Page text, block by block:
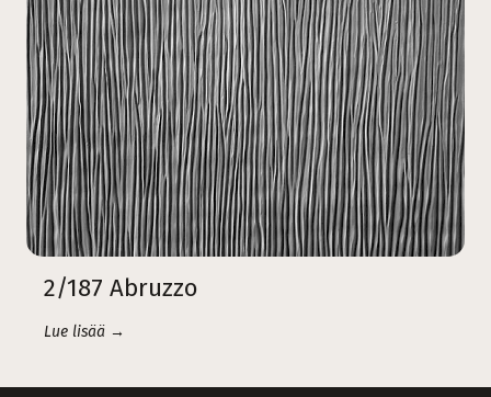
2/187 Abruzzo
Lue lisää →